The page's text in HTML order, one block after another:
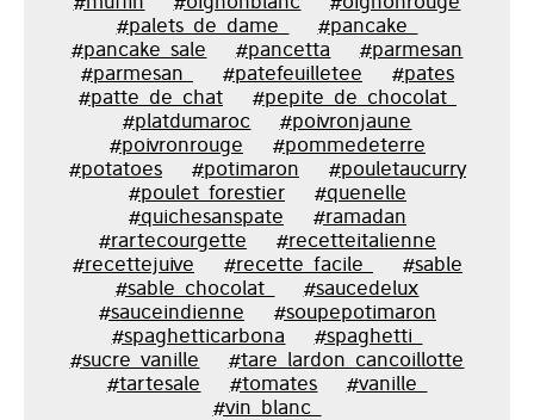
#palets_de_dame_
#pancake_
#pancake_sale
#pancetta
#parmesan
#parmesan_
#patefeuilletee
#pates
#patte_de_chat
#pepite_de_chocolat_
#platdumaroc
#poivronjaune
#poivronrouge
#pommedeterre
#potatoes
#potimaron
#pouletaucurry
#poulet_forestier
#quenelle
#quichesanspate
#ramadan
#rartecourgette
#recetteitalienne
#recettejuive
#recette_facile_
#sable
#sable_chocolat_
#saucedelux
#sauceindienne
#soupepotimaron
#spaghetticarbona
#spaghetti_
#sucre_vanille
#tare_lardon_cancoillotte
#tartesale
#tomates
#vanille_
#vin_blanc_